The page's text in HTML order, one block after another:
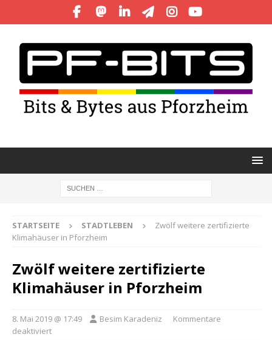
STARTSEITE STADTLEBEN
Zwölf weitere zertifizierte
Klimahäuser in Pforzheim
Zwölf weitere zertifizierte
Klimahäuser in Pforzheim
8. Mai 2019 @ 17:49 Besim Karadeniz
Kommentare
deaktiviert